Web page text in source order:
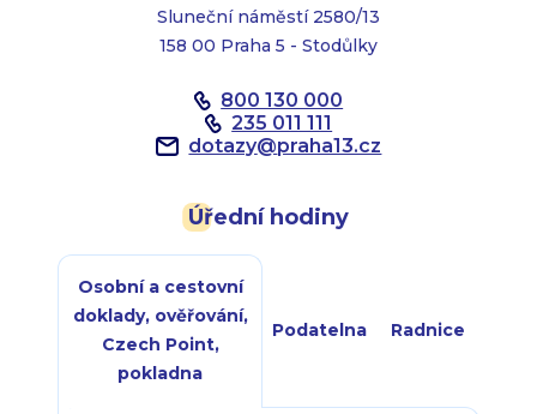
Sluneční náměstí 2580/13
158 00 Praha 5 - Stodůlky
800 130 000
235 011 111
dotazy@praha13.cz
Úřední hodiny
Osobní a cestovní
doklady, ověřování,
Czech Point,
pokladna
Podatelna Radnice